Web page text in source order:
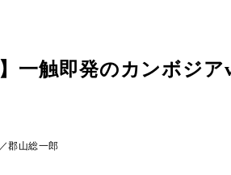
】一触即発のカンボジ
郡山総一郎